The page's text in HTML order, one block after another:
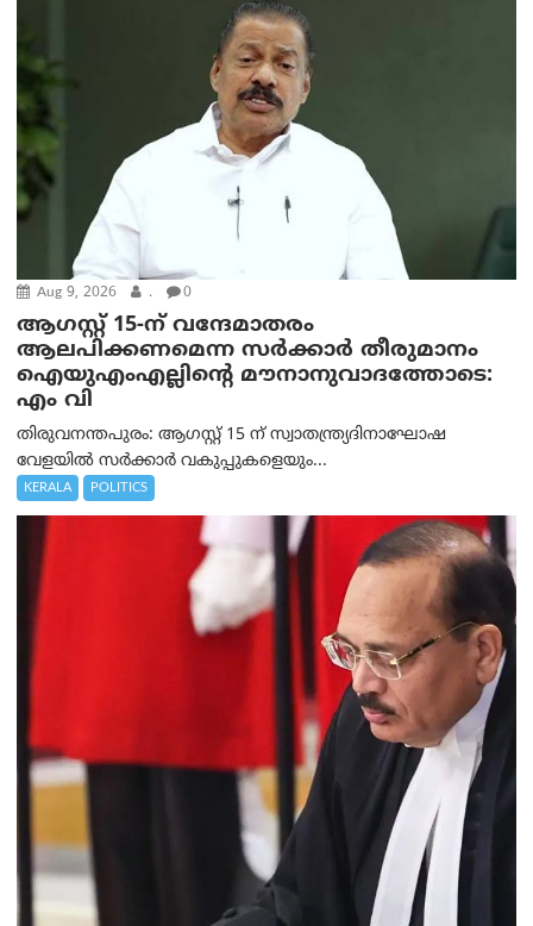
Aug 9, 2026 . 0
ആഗസ്റ്റ് 15-ന് വന്ദേമാതരം
ആലപിക്കണമെന്ന സര്‍ക്കാര്‍ തീരുമാനം
ഐയുഎംഎല്ലിന്റെ മൗനാനുവാദത്തോടെ:
എം വി
തിരുവനന്തപുരം: ആഗസ്റ്റ് 15 ന് സ്വാതന്ത്ര്യദിനാഘോഷ
വേളയിൽ സർക്കാർ വകുപ്പുകളെയും...
KERALA POLITICS